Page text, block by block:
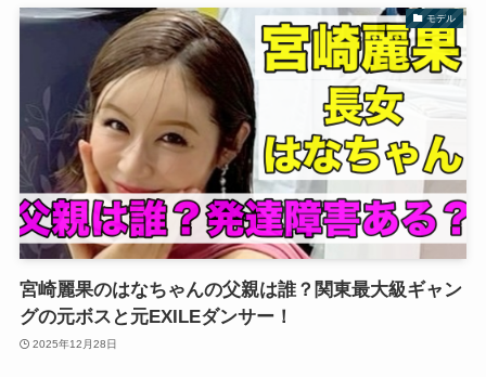
モデル
宮崎麗果のはなちゃんの父親は誰？関東最大級ギャン
グの元ボスと元EXILEダンサー！
2025年12月28日